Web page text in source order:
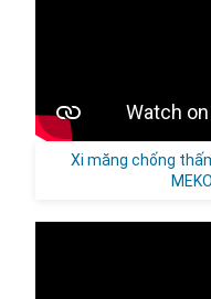
Xi măng chống